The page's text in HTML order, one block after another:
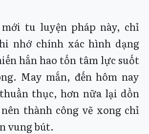
tu luyện pháp này, chỉ
nhớ chính xác hình dạng
hắn hao tốn tâm lực suốt
May mắn, đến hôm nay
thục, hơn nữa lại dồn
thành công vẽ xong chỉ
vung bút.